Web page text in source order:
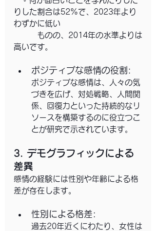
りした割合は52%で、2023年より
わずかに低い
ものの、2014年の水準よりは
高いです。
ポジティブな感情の役割:
ポジティブな感情は、人々の気
づきを広げ、対処戦略、人間関
係、回復力といった持続的なリ
ソースを構築するのに役立つこ
とが研究で示されています。
3. デモグラフィックによる
差異
感情の経験には性別や年齢による格
差が存在します。
性別による格差:
過去20年近くにわたり、女性は